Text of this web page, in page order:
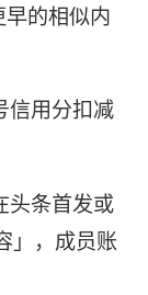
的相似内
信用分扣减
头条首发或
」，成员账